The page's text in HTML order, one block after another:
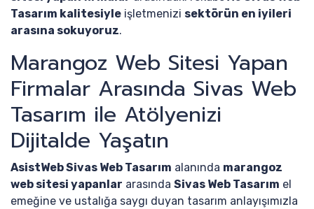
Tasarım kalitesiyle işletmenizi sektörün en iyileri
arasına sokuyoruz.
Marangoz Web Sitesi Yapan
Firmalar Arasında Sivas Web
Tasarım ile Atölyenizi
Dijitalde Yaşatın
AsistWeb Sivas Web Tasarım alanında marangoz
web sitesi yapanlar arasında Sivas Web Tasarım el
emeğine ve ustalığa saygı duyan tasarım anlayışımızla